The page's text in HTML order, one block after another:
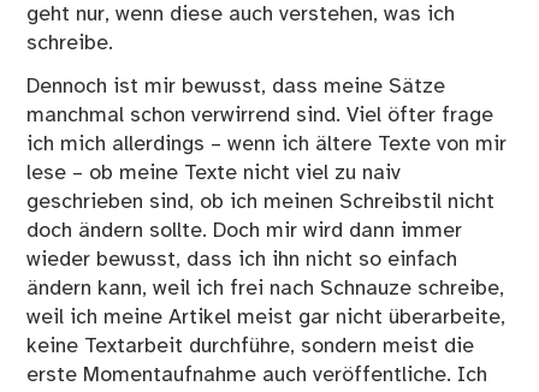
geht nur, wenn diese auch verstehen, was ich
schreibe.
Dennoch ist mir bewusst, dass meine Sätze
manchmal schon verwirrend sind. Viel öfter frage
ich mich allerdings – wenn ich ältere Texte von mir
lese – ob meine Texte nicht viel zu naiv
geschrieben sind, ob ich meinen Schreibstil nicht
doch ändern sollte. Doch mir wird dann immer
wieder bewusst, dass ich ihn nicht so einfach
ändern kann, weil ich frei nach Schnauze schreibe,
weil ich meine Artikel meist gar nicht überarbeite,
keine Textarbeit durchführe, sondern meist die
erste Momentaufnahme auch veröffentliche. Ich